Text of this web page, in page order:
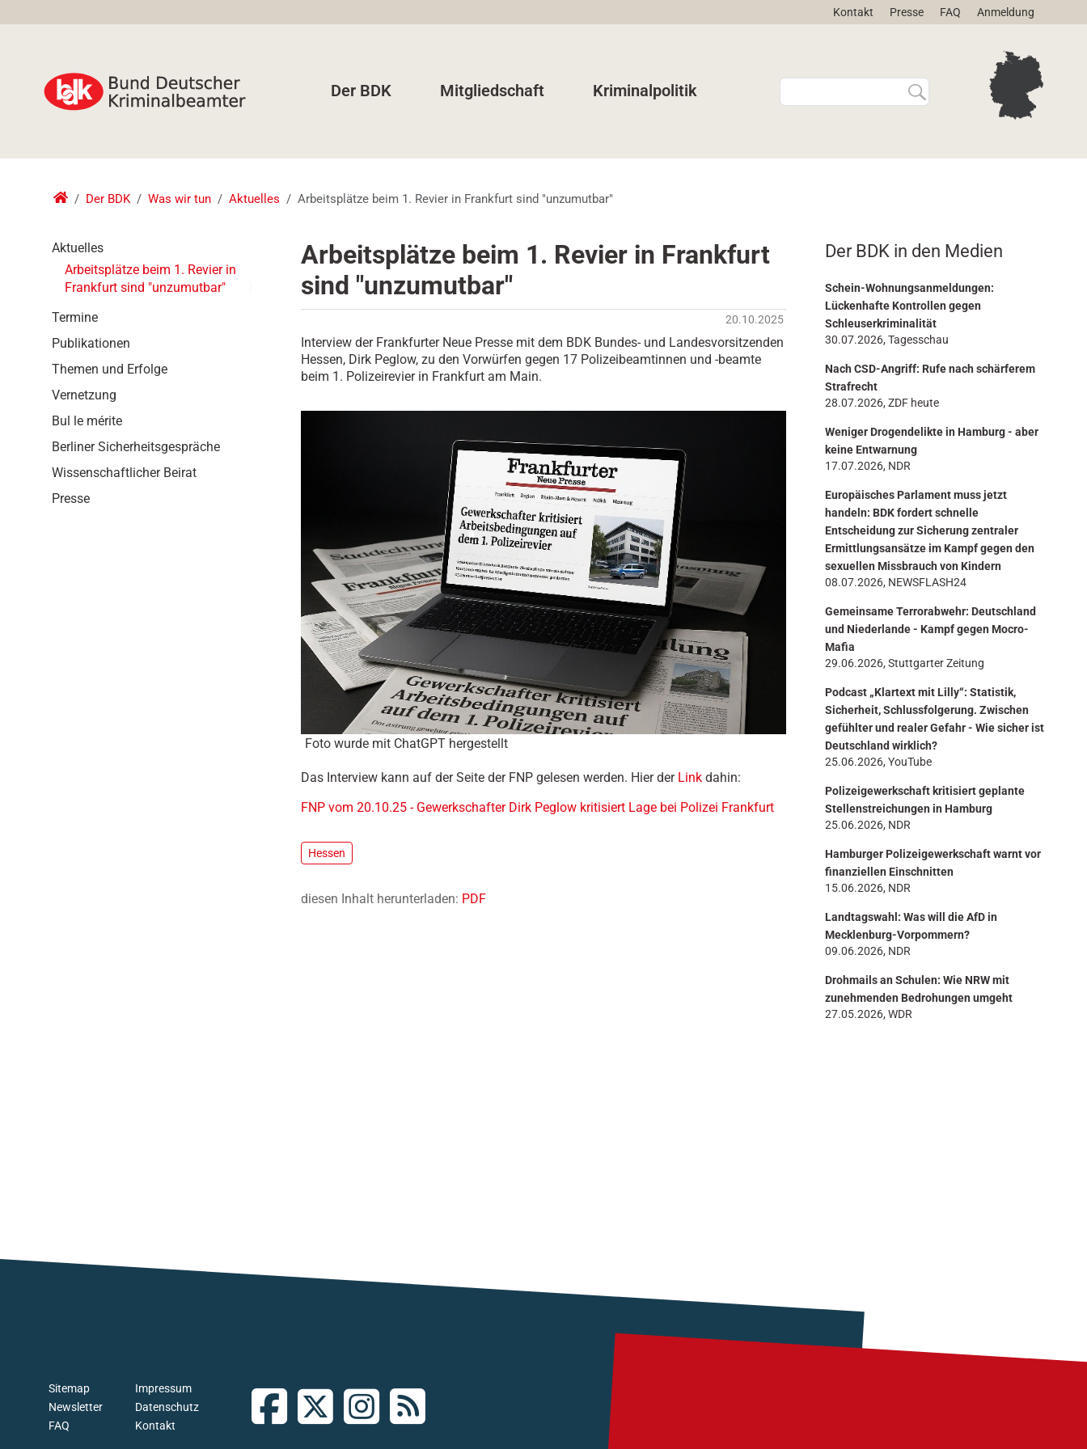
Kontakt Presse FAQ Anmeldung
Der BDK Mitgliedschaft Kriminalpolitik
W
e
u
c
h
E
r
h
e
…
Der BDK Was wir tun Aktuelles Arbeitsplätze beim 1. Revier in Frankfurt sind "unzumutbar"
Arbeitsplätze beim 1. Revier in Frankfurt
sind "unzumutbar"
20.10.2025
Interview der Frankfurter Neue Presse mit dem BDK Bundes- und Landesvorsitzenden
Hessen, Dirk Peglow, zu den Vorwürfen gegen 17 Polizeibeamtinnen und -beamte
beim 1. Polizeirevier in Frankfurt am Main.
Foto wurde mit ChatGPT hergestellt
Das Interview kann auf der Seite der FNP gelesen werden. Hier der Link dahin:
FNP vom 20.10.25 - Gewerkschafter Dirk Peglow kritisiert Lage bei Polizei Frankfurt
Hessen
diesen Inhalt herunterladen: PDF
Aktuelles
Arbeitsplätze beim 1. Revier in
Frankfurt sind "unzumutbar"
Termine
Publikationen
Themen und Erfolge
Vernetzung
Bul le mérite
Berliner Sicherheitsgespräche
Wissenschaftlicher Beirat
Presse
Der BDK in den Medien
Schein-Wohnungsanmeldungen:
Lückenhafte Kontrollen gegen
Schleuserkriminalität
30.07.2026, Tagesschau
Nach CSD-Angriff: Rufe nach schärferem
Strafrecht
28.07.2026, ZDF heute
Weniger Drogendelikte in Hamburg - aber
keine Entwarnung
17.07.2026, NDR
Europäisches Parlament muss jetzt
handeln: BDK fordert schnelle
Entscheidung zur Sicherung zentraler
Ermittlungsansätze im Kampf gegen den
sexuellen Missbrauch von Kindern
08.07.2026, NEWSFLASH24
Gemeinsame Terrorabwehr: Deutschland
und Niederlande - Kampf gegen Mocro-
Mafia
29.06.2026, Stuttgarter Zeitung
Podcast „Klartext mit Lilly“: Statistik,
Sicherheit, Schlussfolgerung. Zwischen
gefühlter und realer Gefahr - Wie sicher ist
Deutschland wirklich?
25.06.2026, YouTube
Polizeigewerkschaft kritisiert geplante
Stellenstreichungen in Hamburg
25.06.2026, NDR
Hamburger Polizeigewerkschaft warnt vor
finanziellen Einschnitten
15.06.2026, NDR
Landtagswahl: Was will die AfD in
Mecklenburg-Vorpommern?
09.06.2026, NDR
Drohmails an Schulen: Wie NRW mit
zunehmenden Bedrohungen umgeht
27.05.2026, WDR
FAQ
Newsletter
Sitemap
Kontakt
Datenschutz
Impressum